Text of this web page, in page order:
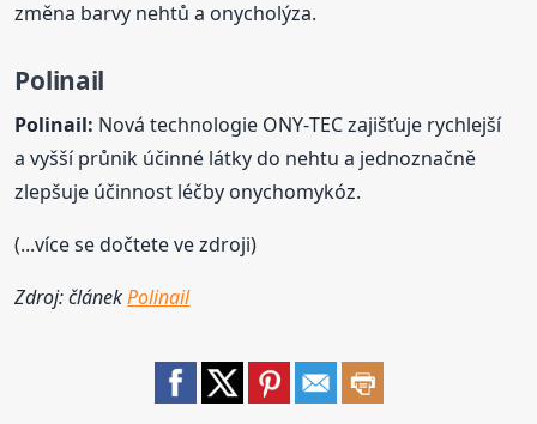
změna barvy nehtů a onycholýza.
Polinail
Polinail: Nová technologie ONY‑TEC zajišťuje rychlejší
a vyšší průnik účinné látky do nehtu a jednoznačně
zlepšuje účinnost léčby onychomykóz.
(...více se dočtete ve zdroji)
Zdroj: článekPolinail